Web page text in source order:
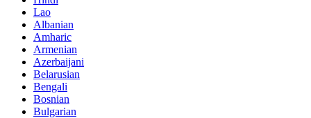
Lao
Albanian
Amharic
Armenian
Azerbaijani
Belarusian
Bengali
Bosnian
Bulgarian